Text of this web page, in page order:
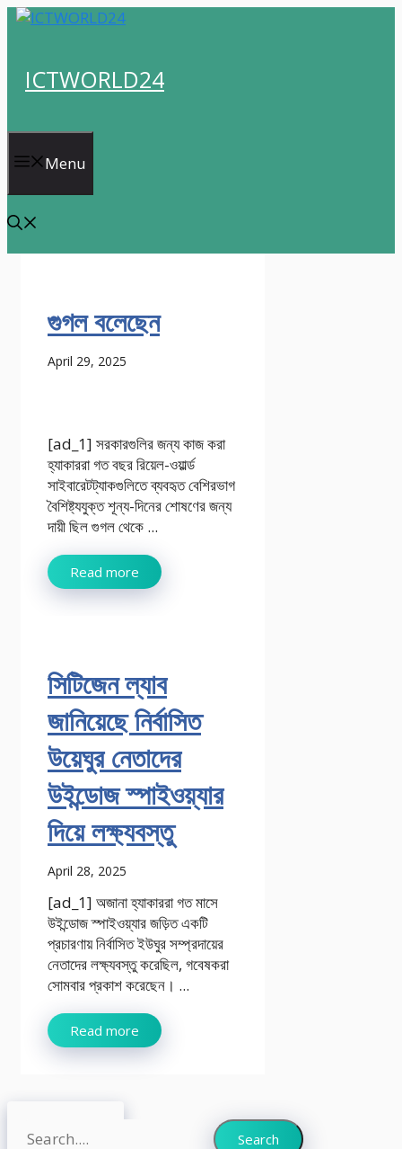
Skip
ICTWORLD24
Menu
গুগল বলেছেন
April 29, 2025
[ad_1] সরকারগুলির জন্য কাজ করা
হ্যাকাররা গত বছর রিয়েল-ওয়ার্ল্ড
সাইবারেটট্যাকগুলিতে ব্যবহৃত বেশিরভাগ
বৈশিষ্ট্যযুক্ত শূন্য-দিনের শোষণের জন্য
দায়ী ছিল গুগল থেকে ...
Read more
সিটিজেন ল্যাব
জানিয়েছে নির্বাসিত
উয়েঘুর নেতাদের
উইন্ডোজ স্পাইওয়্যার
দিয়ে লক্ষ্যবস্তু
April 28, 2025
[ad_1] অজানা হ্যাকাররা গত মাসে
উইন্ডোজ স্পাইওয়্যার জড়িত একটি
প্রচারণায় নির্বাসিত ইউঘুর সম্প্রদায়ের
নেতাদের লক্ষ্যবস্তু করেছিল, গবেষকরা
সোমবার প্রকাশ করেছেন। ...
Read more
Search Search